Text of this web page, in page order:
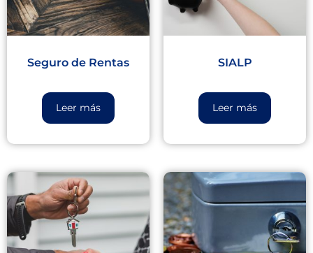
Seguro de Rentas
Leer más
SIALP
Leer más